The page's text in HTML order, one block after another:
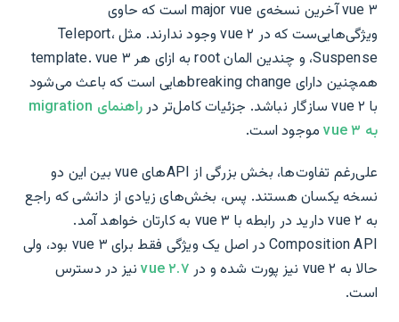
vue ۳ آخرین نسخه‌ی major vue است که حاوی
ویژگی‌هایی‌ست که در vue ۲ وجود ندارند. مثل Teleport،
Suspense، و چندین المان root به ازای هر template. vue ۳
همچنین دارای breaking changeهایی است که باعث می‌شود
با vue ۲ سازگار نباشد. جزئیات کامل‌تر در
راهنمای migration
به vue ۳
موجود است.
علی‌رغم تفاوت‌ها، بخش بزرگی از APIهای vue بین این دو
نسخه یکسان هستند. پس، بخش‌های زیادی از دانشی که راجع
به vue ۲ دارید در رابطه با vue ۳ به کارتان خواهد آمد.
Composition API در اصل یک ویژگی فقط برای vue ۳ بود، ولی
حالا به vue ۲ نیز پورت شده و در
vue ۲.۷نیز در دسترس
است.